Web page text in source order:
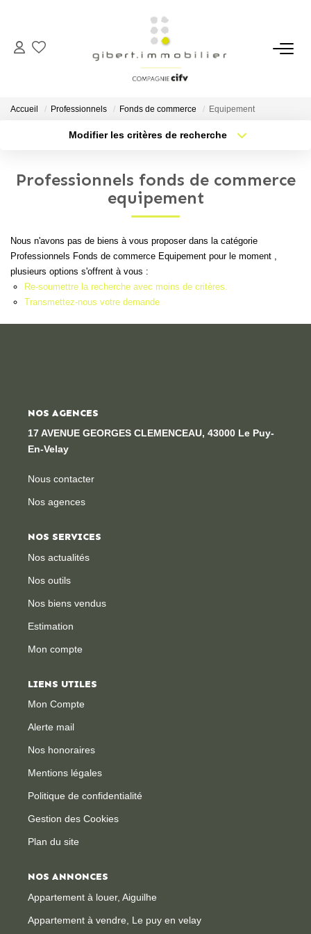
ACHETER
Maisons
Parkings
Immeubles
Terrains
LOUER
Appartements
Locaux Professionnels
Accueil Professionnels Fonds de commerce Equipement
Modifier les critères de recherche
Type de bien
Nb pièces min.
Créer une alerte
Professionnels fonds de commerce
equipement
Nous n'avons pas de biens à vous proposer dans la catégorie
Professionnels Fonds de commerce Equipement pour le moment ,
plusieurs options s'offrent à vous :
Re-soumettre la recherche avec moins de critères.
Transmettez-nous votre demande
NOS AGENCES
17 AVENUE GEORGES CLEMENCEAU, 43000 Le Puy-
En-Velay
Nous contacter
Nos agences
NOS SERVICES
Nos actualités
Nos outils
Nos biens vendus
Estimation
Mon compte
LIENS UTILES
Mon Compte
Alerte mail
Nos honoraires
Mentions légales
Politique de confidentialité
Gestion des Cookies
Plan du site
NOS ANNONCES
Appartement à louer, Aiguilhe
Appartement à vendre, Le puy en velay